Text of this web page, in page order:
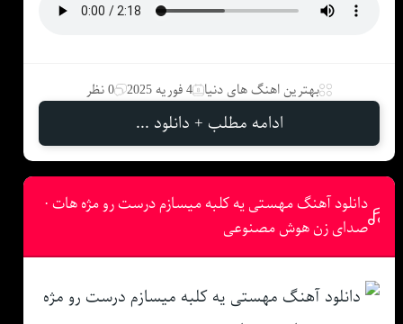
بهترین اهنگ های دنیا 4 فوریه 2025 0 نظر
ادامه مطلب + دانلود ...
دانلود آهنگ مهستی یه کلبه میسازم درست رو مژه هات ·
صدای زن هوش مصنوعی